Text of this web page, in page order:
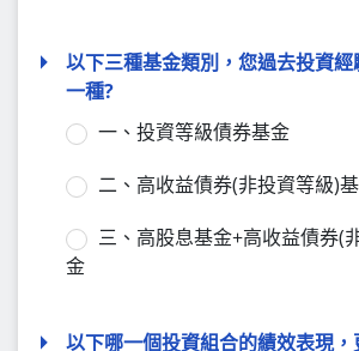
以下三種基金類別，您過去投資
一種?
一、投資等級債券基金
二、高收益債券(非投資等級)
三、高股息基金+高收益債券(
金
以下哪一個投資組合的績效表現